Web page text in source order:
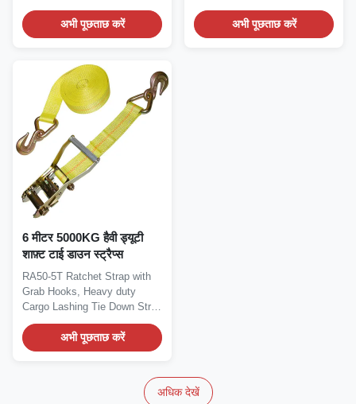
lashing and...
अभी पूछताछ करें
lashing and...
अभी पूछताछ करें
6 मीटर 5000KG हैवी ड्यूटी
शाफ़्ट टाई डाउन स्ट्रैप्स
RA50-5T Ratchet Strap with
Grab Hooks, Heavy duty
Cargo Lashing Tie Down Strap
for...
अभी पूछताछ करें
अधिक देखें